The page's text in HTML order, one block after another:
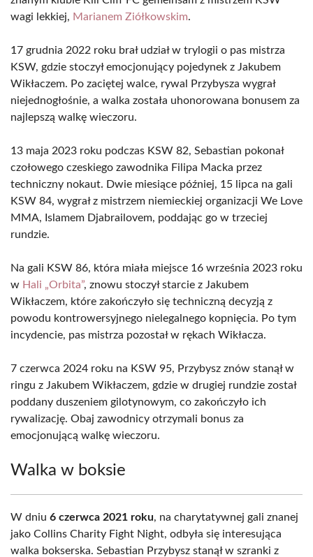
wagi lekkiej, Marianem Ziółkowskim.
17 grudnia 2022 roku brał udział w trylogii o pas mistrza
KSW, gdzie stoczył emocjonujący pojedynek z Jakubem
Wikłaczem. Po zaciętej walce, rywal Przybysza wygrał
niejednogłośnie, a walka została uhonorowana bonusem za
najlepszą walkę wieczoru.
13 maja 2023 roku podczas KSW 82, Sebastian pokonał
czołowego czeskiego zawodnika Filipa Macka przez
techniczny nokaut. Dwie miesiące później, 15 lipca na gali
KSW 84, wygrał z mistrzem niemieckiej organizacji We Love
MMA, Islamem Djabrailovem, poddając go w trzeciej
rundzie.
Na gali KSW 86, która miała miejsce 16 września 2023 roku
w Hali „Orbita”, znowu stoczył starcie z Jakubem
Wikłaczem, które zakończyło się techniczną decyzją z
powodu kontrowersyjnego nielegalnego kopnięcia. Po tym
incydencie, pas mistrza pozostał w rękach Wikłacza.
7 czerwca 2024 roku na KSW 95, Przybysz znów stanął w
ringu z Jakubem Wikłaczem, gdzie w drugiej rundzie został
poddany duszeniem gilotynowym, co zakończyło ich
rywalizację. Obaj zawodnicy otrzymali bonus za
emocjonującą walkę wieczoru.
Walka w boksie
W dniu 6 czerwca 2021 roku, na charytatywnej gali znanej
jako Collins Charity Fight Night, odbyła się interesująca
walka bokserska. Sebastian Przybysz stanął w szranki z